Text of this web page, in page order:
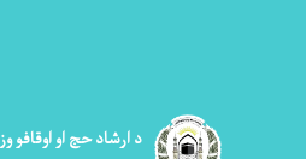
د ارشاد حج او اوقافو